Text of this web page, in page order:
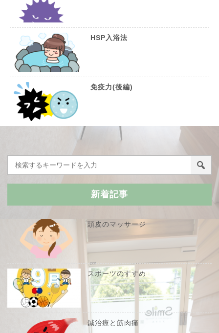
HSP入浴法
免疫力(後編)
新着記事
頭皮のマッサージ
スポーツのすすめ
鍼治療と筋肉痛